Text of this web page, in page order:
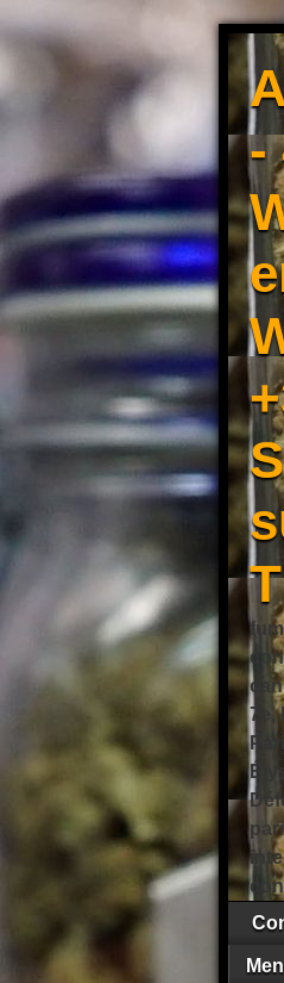
-
7e,